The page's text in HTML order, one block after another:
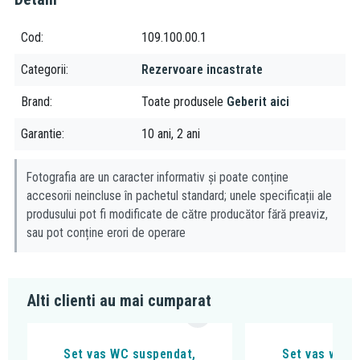
Cod 109.100.00.1
Categorii Rezervoare incastrate
Brand Toate produsele Geberit aici
Garantie 10 ani, 2 ani
Fotografia are un caracter informativ și poate conține
accesorii neincluse în pachetul standard; unele specificații ale
produsului pot fi modificate de către producător fără preaviz,
sau pot conține erori de operare
Alti clienti au mai cumparat
Set vas WC suspendat, Set vas wc